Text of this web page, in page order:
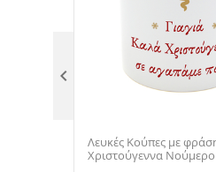
Λευκές Κούπες με
Χριστούγεννα Νούμερο
